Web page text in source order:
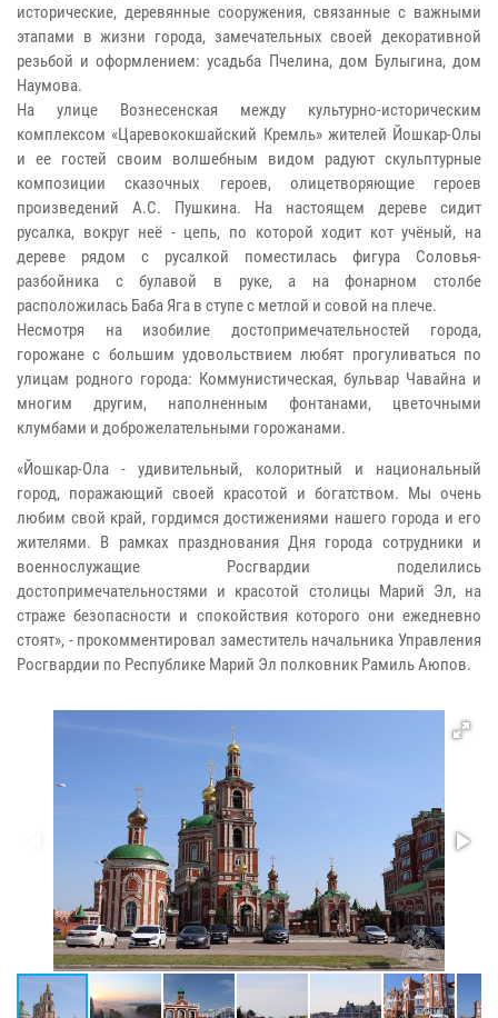
исторические, деревянные сооружения, связанные с важными
этапами в жизни города, замечательных своей декоративной
резьбой и оформлением: усадьба Пчелина, дом Булыгина, дом
Наумова.
На улице Вознесенская между культурно-историческим
комплексом «Царевококшайский Кремль» жителей Йошкар-Олы
и ее гостей своим волшебным видом радуют скульптурные
композиции сказочных героев, олицетворяющие героев
произведений А.С. Пушкина. На настоящем дереве сидит
русалка, вокруг неё - цепь, по которой ходит кот учёный, на
дереве рядом с русалкой поместилась фигура Соловья-
разбойника с булавой в руке, а на фонарном столбе
расположилась Баба Яга в ступе с метлой и совой на плече.
Несмотря на изобилие достопримечательностей города,
горожане с большим удовольствием любят прогуливаться по
улицам родного города: Коммунистическая, бульвар Чавайна и
многим другим, наполненным фонтанами, цветочными
клумбами и доброжелательными горожанами.
«Йошкар-Ола - удивительный, колоритный и национальный
город, поражающий своей красотой и богатством. Мы очень
любим свой край, гордимся достижениями нашего города и его
жителями. В рамках празднования Дня города сотрудники и
военнослужащие Росгвардии поделились
достопримечательностями и красотой столицы Марий Эл, на
страже безопасности и спокойствия которого они ежедневно
стоят», - прокомментировал заместитель начальника Управления
Росгвардии по Республике Марий Эл полковник Рамиль Аюпов.